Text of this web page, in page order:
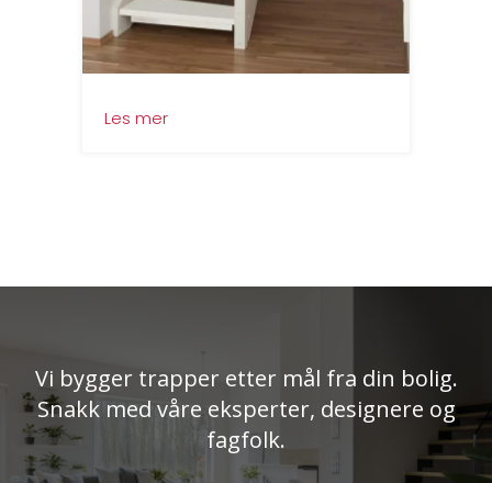
Les merabout Standard trapp
Vi bygger trapper etter mål fra din bolig.
Snakk med våre eksperter, designere og
fagfolk.